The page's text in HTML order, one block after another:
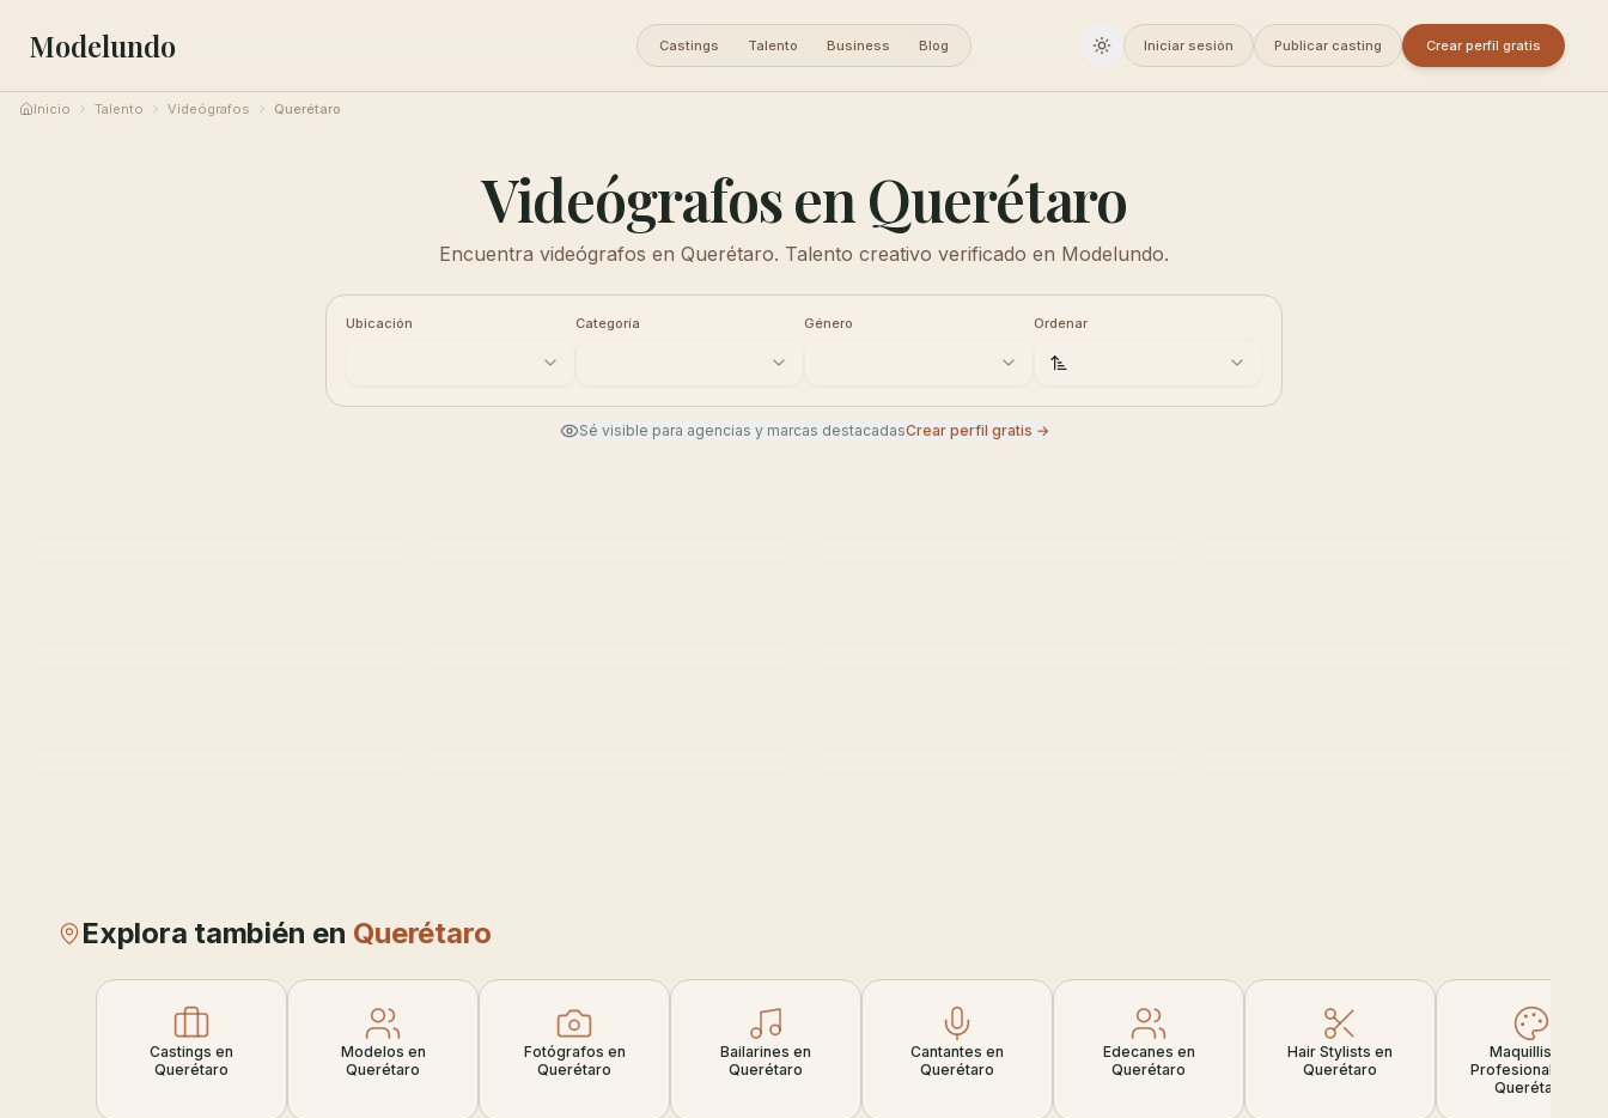
Modelundo Castings Talento Business Blog Cambiar a oscuro
Iniciar sesión Publicar casting Crear perfil gratis
Inicio Talento Videógrafos Querétaro
Videógrafos en Querétaro
Encuentra videógrafos en Querétaro. Talento creativo verificado en Modelundo.
Ubicación Categoría Género Ordenar
Sé visible para agencias y marcas destacadasCrear perfil gratis →
Explora también en Querétaro
Castings en
Querétaro
Modelos en
Querétaro
Fotógrafos en
Querétaro
Bailarines en
Querétaro
Cantantes en
Querétaro
Edecanes en
Querétaro
Hair Stylists en
Querétaro
Maquillistas
Profesionales en
Querétaro